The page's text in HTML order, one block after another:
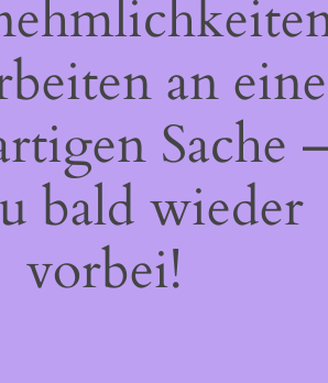
an
Sache
bald wieder
vorbei!